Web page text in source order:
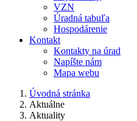
VZN
Úradná tabuľa
Hospodárenie
Kontakt
Kontakty na úrad
Napíšte nám
Mapa webu
Úvodná stránka
Aktuálne
Aktuality